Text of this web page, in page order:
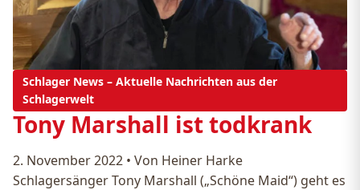
Schlager News – Aktuelle Nachrichten aus der
Schlagerwelt
Tony Marshall ist todkrank
2. November 2022 • Von Heiner Harke
Schlagersänger Tony Marshall („Schöne Maid“) geht es